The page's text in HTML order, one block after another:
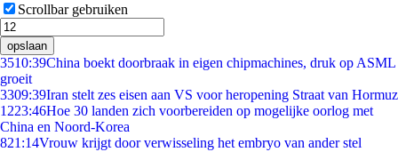
Scrollbar gebruiken
opslaan
3510:39China boekt doorbraak in eigen chipmachines, druk op ASML
groeit
3309:39Iran stelt zes eisen aan VS voor heropening Straat van Hormuz
1223:46Hoe 30 landen zich voorbereiden op mogelijke oorlog met
China en Noord-Korea
821:14Vrouw krijgt door verwisseling het embryo van ander stel